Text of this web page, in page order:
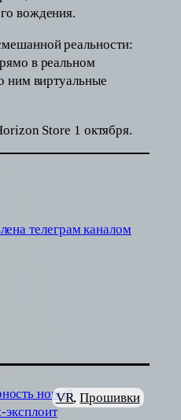
вождения.
реальности:
в реальном
ним виртуальные
Store 1 октября.
телеграм каналом
VR, Прошивки